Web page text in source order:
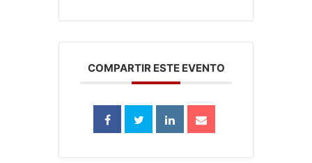
COMPARTIR ESTE EVENTO